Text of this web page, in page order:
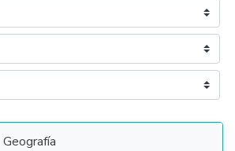
Geografía